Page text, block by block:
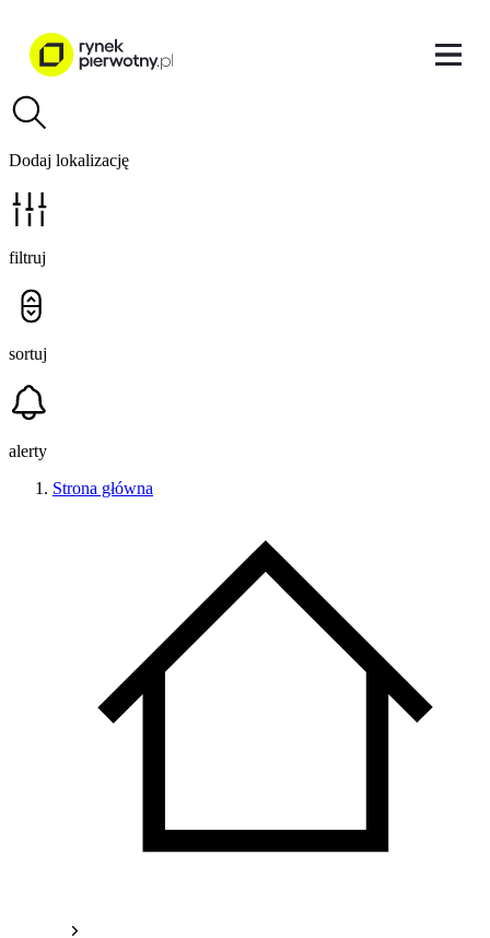
Dodaj lokalizację
filtruj
sortuj
alerty
Strona główna